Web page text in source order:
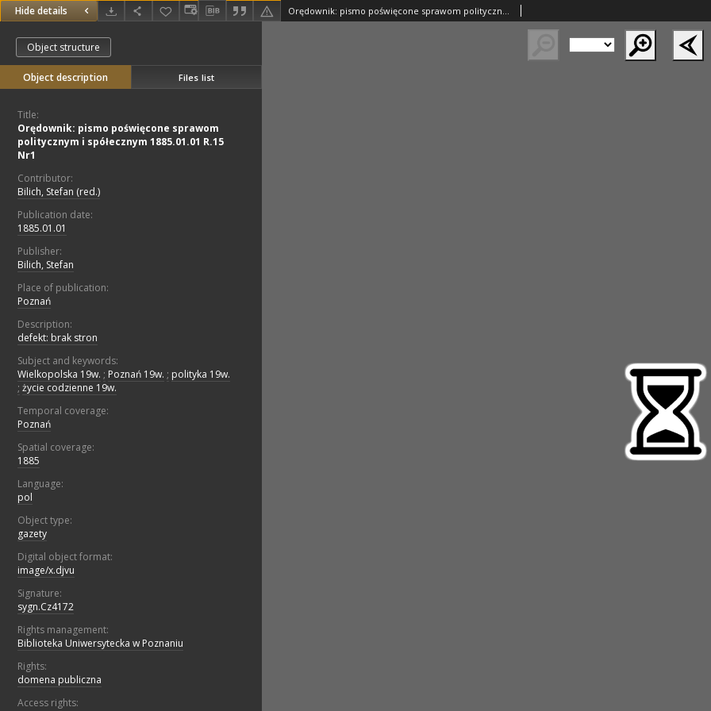
Hide details Orędownik: pismo poświęcone sprawom politycznym i spółecznym 1885.01.01 R.15 Nr1
Object structure
Object description Files list
Title:
Orędownik: pismo poświęcone sprawom
politycznym i spółecznym 1885.01.01 R.15
Nr1
Contributor:
Bilich, Stefan (red.)
Publication date:
1885.01.01
Publisher:
Bilich, Stefan
Place of publication:
Poznań
Description:
defekt: brak stron
Subject and keywords:
Wielkopolska 19w. ; Poznań 19w. ; polityka 19w.
; życie codzienne 19w.
Temporal coverage:
Poznań
Spatial coverage:
1885
Language:
pol
Object type:
gazety
Digital object format:
image/x.djvu
Signature:
sygn.Cz4172
Rights management:
Biblioteka Uniwersytecka w Poznaniu
Rights:
domena publiczna
Access rights: